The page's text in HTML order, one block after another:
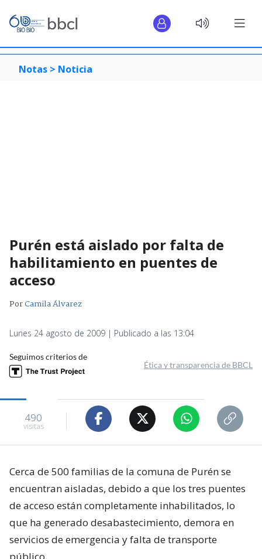
Notas > Noticia
Purén está aislado por falta de
habilitamiento en puentes de
acceso
PorCamila Álvarez
Lunes 24 agosto de 2009 | Publicado a las 13:04
Seguimos criterios de
Ética y transparencia de BBCL
490
visitas
Cerca de 500 familias de la comuna de Purén se
encuentran aisladas, debido a que los tres puentes
de acceso están completamente inhabilitados, lo
que ha generado desabastecimiento, demora en
servicios de emergencia y falta de transporte
público.